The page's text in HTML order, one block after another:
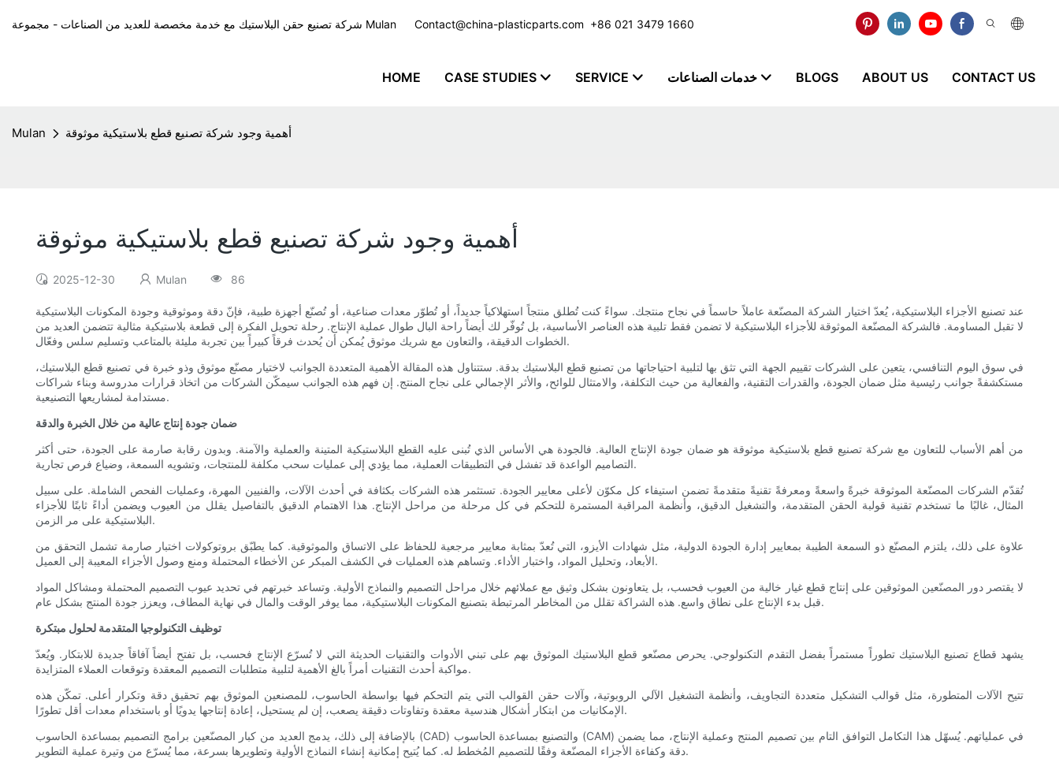
شركة تصنيع حقن البلاستيك مع خدمة مخصصة للعديد من الصناعات - مجموعة Mulan Contact@china-plasticparts.com ​​​​​​​ +86 021 3479 1660
HOME CASE STUDIES SERVICE خدمات الصناعات BLOGS ABOUT US CONTACT US
Mulan أهمية وجود شركة تصنيع قطع بلاستيكية موثوقة
أهمية وجود شركة تصنيع قطع بلاستيكية موثوقة
2025-12-30 Mulan 86
عند تصنيع الأجزاء البلاستيكية، يُعدّ اختيار الشركة المصنّعة عاملاً حاسماً في نجاح منتجك. سواءً كنت تُطلق منتجاً استهلاكياً جديداً، أو تُطوّر معدات صناعية، أو تُصنّع أجهزة طبية، فإنّ دقة وموثوقية وجودة المكونات البلاستيكية
لا تقبل المساومة. فالشركة المصنّعة الموثوقة للأجزاء البلاستيكية لا تضمن فقط تلبية هذه العناصر الأساسية، بل تُوفّر لك أيضاً راحة البال طوال عملية الإنتاج. رحلة تحويل الفكرة إلى قطعة بلاستيكية مثالية تتضمن العديد من
الخطوات الدقيقة، والتعاون مع شريك موثوق يُمكن أن يُحدث فرقاً كبيراً بين تجربة مليئة بالمتاعب وتسليم سلس وفعّال.
في سوق اليوم التنافسي، يتعين على الشركات تقييم الجهة التي تثق بها لتلبية احتياجاتها من تصنيع قطع البلاستيك بدقة. ستتناول هذه المقالة الأهمية المتعددة الجوانب لاختيار مصنّع موثوق وذو خبرة في تصنيع قطع البلاستيك،
مستكشفةً جوانب رئيسية مثل ضمان الجودة، والقدرات التقنية، والفعالية من حيث التكلفة، والامتثال للوائح، والأثر الإجمالي على نجاح المنتج. إن فهم هذه الجوانب سيمكّن الشركات من اتخاذ قرارات مدروسة وبناء شراكات
مستدامة لمشاريعها التصنيعية.
ضمان جودة إنتاج عالية من خلال الخبرة والدقة
من أهم الأسباب للتعاون مع شركة تصنيع قطع بلاستيكية موثوقة هو ضمان جودة الإنتاج العالية. فالجودة هي الأساس الذي تُبنى عليه القطع البلاستيكية المتينة والعملية والآمنة. وبدون رقابة صارمة على الجودة، حتى أكثر
التصاميم الواعدة قد تفشل في التطبيقات العملية، مما يؤدي إلى عمليات سحب مكلفة للمنتجات، وتشويه السمعة، وضياع فرص تجارية.
تُقدّم الشركات المصنّعة الموثوقة خبرةً واسعةً ومعرفةً تقنيةً متقدمةً تضمن استيفاء كل مكوّن لأعلى معايير الجودة. تستثمر هذه الشركات بكثافة في أحدث الآلات، والفنيين المهرة، وعمليات الفحص الشاملة. على سبيل
المثال، غالبًا ما تستخدم تقنية قولبة الحقن المتقدمة، والتشغيل الدقيق، وأنظمة المراقبة المستمرة للتحكم في كل مرحلة من مراحل الإنتاج. هذا الاهتمام الدقيق بالتفاصيل يقلل من العيوب ويضمن أداءً ثابتًا للأجزاء
البلاستيكية على مر الزمن.
علاوة على ذلك، يلتزم المصنّع ذو السمعة الطيبة بمعايير إدارة الجودة الدولية، مثل شهادات الأيزو، التي تُعدّ بمثابة معايير مرجعية للحفاظ على الاتساق والموثوقية. كما يطبّق بروتوكولات اختبار صارمة تشمل التحقق من
الأبعاد، وتحليل المواد، واختبار الأداء. وتساهم هذه العمليات في الكشف المبكر عن الأخطاء المحتملة ومنع وصول الأجزاء المعيبة إلى العميل.
لا يقتصر دور المصنّعين الموثوقين على إنتاج قطع غيار خالية من العيوب فحسب، بل يتعاونون بشكل وثيق مع عملائهم خلال مراحل التصميم والنماذج الأولية. وتساعد خبرتهم في تحديد عيوب التصميم المحتملة ومشاكل المواد
قبل بدء الإنتاج على نطاق واسع. هذه الشراكة تقلل من المخاطر المرتبطة بتصنيع المكونات البلاستيكية، مما يوفر الوقت والمال في نهاية المطاف، ويعزز جودة المنتج بشكل عام.
توظيف التكنولوجيا المتقدمة لحلول مبتكرة
يشهد قطاع تصنيع البلاستيك تطوراً مستمراً بفضل التقدم التكنولوجي. يحرص مصنّعو قطع البلاستيك الموثوق بهم على تبني الأدوات والتقنيات الحديثة التي لا تُسرّع الإنتاج فحسب، بل تفتح أيضاً آفاقاً جديدة للابتكار. ويُعدّ
مواكبة أحدث التقنيات أمراً بالغ الأهمية لتلبية متطلبات التصميم المعقدة وتوقعات العملاء المتزايدة.
تتيح الآلات المتطورة، مثل قوالب التشكيل متعددة التجاويف، وأنظمة التشغيل الآلي الروبوتية، وآلات حقن القوالب التي يتم التحكم فيها بواسطة الحاسوب، للمصنعين الموثوق بهم تحقيق دقة وتكرار أعلى. تمكّن هذه
الإمكانيات من ابتكار أشكال هندسية معقدة وتفاوتات دقيقة يصعب، إن لم يستحيل، إعادة إنتاجها يدويًا أو باستخدام معدات أقل تطورًا.
بالإضافة إلى ذلك، يدمج العديد من كبار المصنّعين برامج التصميم بمساعدة الحاسوب (CAD) والتصنيع بمساعدة الحاسوب (CAM) في عملياتهم. يُسهّل هذا التكامل التوافق التام بين تصميم المنتج وعملية الإنتاج، مما يضمن
دقة وكفاءة الأجزاء المصنّعة وفقًا للتصميم المُخطط له. كما يُتيح إمكانية إنشاء النماذج الأولية وتطويرها بسرعة، مما يُسرّع من وتيرة عملية التطوير.